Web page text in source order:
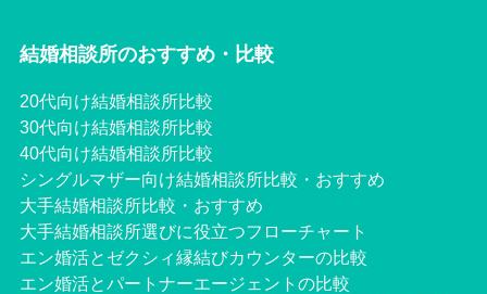
結婚相談所のおすすめ・比較
20代向け結婚相談所比較
30代向け結婚相談所比較
40代向け結婚相談所比較
シングルマザー向け結婚相談所比較・おすすめ
大手結婚相談所比較・おすすめ
大手結婚相談所選びに役立つフローチャート
エン婚活とゼクシィ縁結びカウンターの比較
エン婚活とパートナーエージェントの比較